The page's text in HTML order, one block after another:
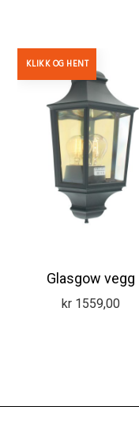
KLIKK OG HENT
Glasgow vegg
kr 1559,00